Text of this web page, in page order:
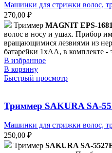
Машинки для стрижки волос,
270,00 ₽
Триммер MAGNIT EPS-
волос в носу и ушах. Прибор
вращающимися лезвиями из
батарейки 1хАА, в комплекте -
В избранное
В корзину
Быстрый просмотр
Триммер SAKURA SA-
Машинки для стрижки волос,
250,00 ₽
Триммер SAKURA SA-